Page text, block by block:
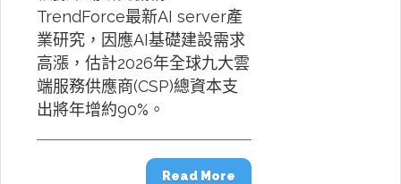
TrendForce最新AI server產
業研究，因應AI基礎建設需求
高漲，估計2026年全球九大雲
端服務供應商(CSP)總資本支
出將年增約90%。
Read More